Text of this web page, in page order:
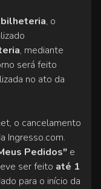
bilheteria, o
, mediante
será feito
no ato da
o cancelamento
Ingresso.com.
Pedidos" e
ser feito até 1
para o início da